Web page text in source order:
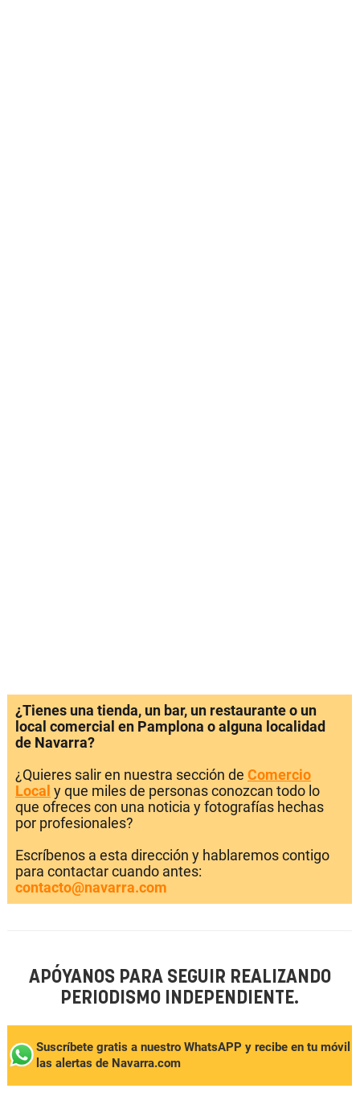
¿Tienes una tienda, un bar, un restaurante o un
local comercial en Pamplona o alguna localidad
de Navarra?
¿Quieres salir en nuestra sección de Comercio
Local y que miles de personas conozcan todo lo
que ofreces con una noticia y fotografías hechas
por profesionales?
Escríbenos a esta dirección y hablaremos contigo
para contactar cuando antes:
contacto@navarra.com
APÓYANOS PARA SEGUIR REALIZANDO
PERIODISMO INDEPENDIENTE.
Suscríbete gratis a nuestro WhatsAPP y recibe en tu móvil
las alertas de Navarra.com